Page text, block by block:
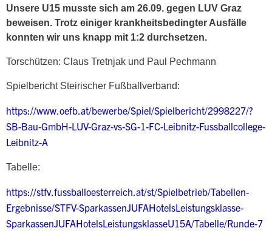
Unsere U15 musste sich am 26.09. gegen LUV Graz
beweisen. Trotz einiger krankheitsbedingter Ausfälle
konnten wir uns knapp mit 1:2 durchsetzen.
Torschützen: Claus Tretnjak und Paul Pechmann
Spielbericht Steirischer Fußballverband:
https://www.oefb.at/bewerbe/Spiel/Spielbericht/2998227/?
SB-Bau-GmbH-LUV-Graz-vs-SG-1-FC-Leibnitz-Fussballcollege-
Leibnitz-A
Tabelle:
https://stfv.fussballoesterreich.at/st/Spielbetrieb/Tabellen-
Ergebnisse/STFV-SparkassenJUFAHotelsLeistungsklasse-
SparkassenJUFAHotelsLeistungsklasseU15A/Tabelle/Runde-7